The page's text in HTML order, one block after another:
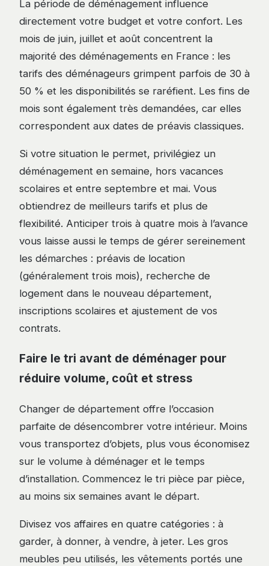
La période de déménagement influence
directement votre budget et votre confort. Les
mois de juin, juillet et août concentrent la
majorité des déménagements en France : les
tarifs des déménageurs grimpent parfois de 30 à
50 % et les disponibilités se raréfient. Les fins de
mois sont également très demandées, car elles
correspondent aux dates de préavis classiques.
Si votre situation le permet, privilégiez un
déménagement en semaine, hors vacances
scolaires et entre septembre et mai. Vous
obtiendrez de meilleurs tarifs et plus de
flexibilité. Anticiper trois à quatre mois à l’avance
vous laisse aussi le temps de gérer sereinement
les démarches : préavis de location
(généralement trois mois), recherche de
logement dans le nouveau département,
inscriptions scolaires et ajustement de vos
contrats.
Faire le tri avant de déménager pour
réduire volume, coût et stress
Changer de département offre l’occasion
parfaite de désencombrer votre intérieur. Moins
vous transportez d’objets, plus vous économisez
sur le volume à déménager et le temps
d’installation. Commencez le tri pièce par pièce,
au moins six semaines avant le départ.
Divisez vos affaires en quatre catégories : à
garder, à donner, à vendre, à jeter. Les gros
meubles peu utilisés, les vêtements portés une